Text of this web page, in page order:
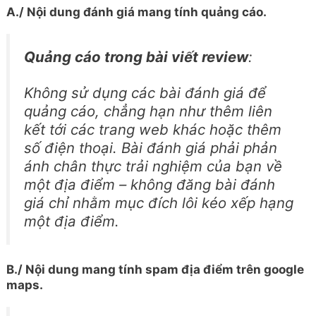
A./ Nội dung đánh giá mang tính quảng cáo.
Quảng cáo trong bài viết review:
Không sử dụng các bài đánh giá để
quảng cáo, chẳng hạn như thêm liên
kết tới các trang web khác hoặc thêm
số điện thoại. Bài đánh giá phải phản
ánh chân thực trải nghiệm của bạn về
một địa điểm – không đăng bài đánh
giá chỉ nhằm mục đích lôi kéo xếp hạng
một địa điểm.
B./ Nội dung mang tính spam địa điểm trên google
maps.